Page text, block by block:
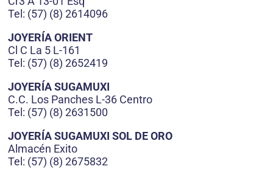
Tel: (57) (8) 2614096
JOYERÍA ORIENT
Cl C La 5 L-161
Tel: (57) (8) 2652419
JOYERÍA SUGAMUXI
C.C. Los Panches L-36 Centro
Tel: (57) (8) 2631500
JOYERÍA SUGAMUXI SOL DE ORO
Almacén Exito
Tel: (57) (8) 2675832